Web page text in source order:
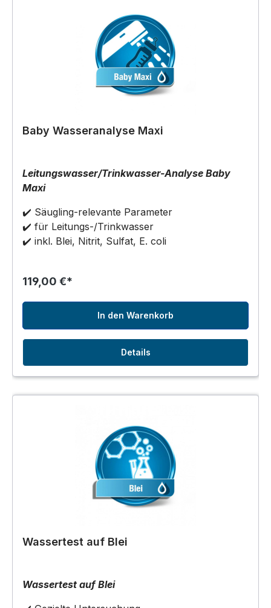
Baby Wasseranalyse Maxi
Leitungswasser/Trinkwasser-Analyse Baby
Maxi
✔️ Säugling-relevante Parameter
✔️ für Leitungs-/Trinkwasser
✔️ inkl. Blei, Nitrit, Sulfat, E. coli
119,00 €*
In den Warenkorb
Details
Wassertest auf Blei
Wassertest auf Blei